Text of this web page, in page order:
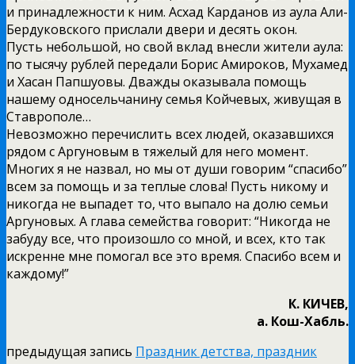
и принадлежности к ним. Асхад Карданов из аула Али-
Бердуковского прислали двери и десять окон.
Пусть небольшой, но свой вклад внесли жители аула:
по тысячу рублей передали Борис Амироков, Мухамед
и Хасан Папшуовы. Дважды оказывала помощь
нашему односельчанину семья Койчевых, живущая в
Ставрополе…
Невозможно перечислить всех людей, оказавшихся
рядом с Аргуновым в тяжелый для него момент.
Многих я не назвал, но мы от души говорим “спасибо”
всем за помощь и за теплые слова! Пусть никому и
никогда не выпадет то, что выпало на долю семьи
Аргуновых. А глава семейства говорит: “Никогда не
забуду все, что произошло со мной, и всех, кто так
искренне мне помогал все это время. Спасибо всем и
каждому!”
К. КИЧЕВ,
а. Кош-Хабль.
предыдущая запись Праздник детства, праздник